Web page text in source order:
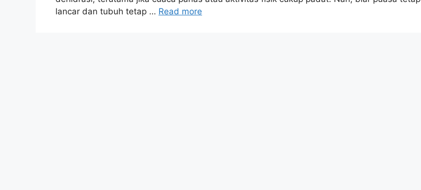
lancar dan tubuh tetap … Read more